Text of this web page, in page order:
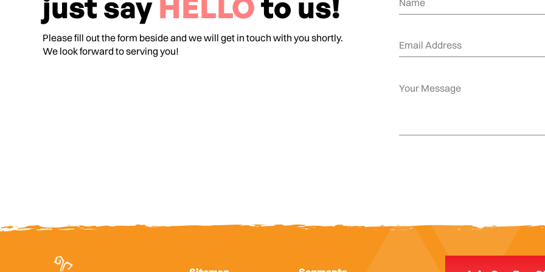
just say HELLOto us!
Please fill out the form beside and we will get in touch with you shortly.
We look forward to serving you!